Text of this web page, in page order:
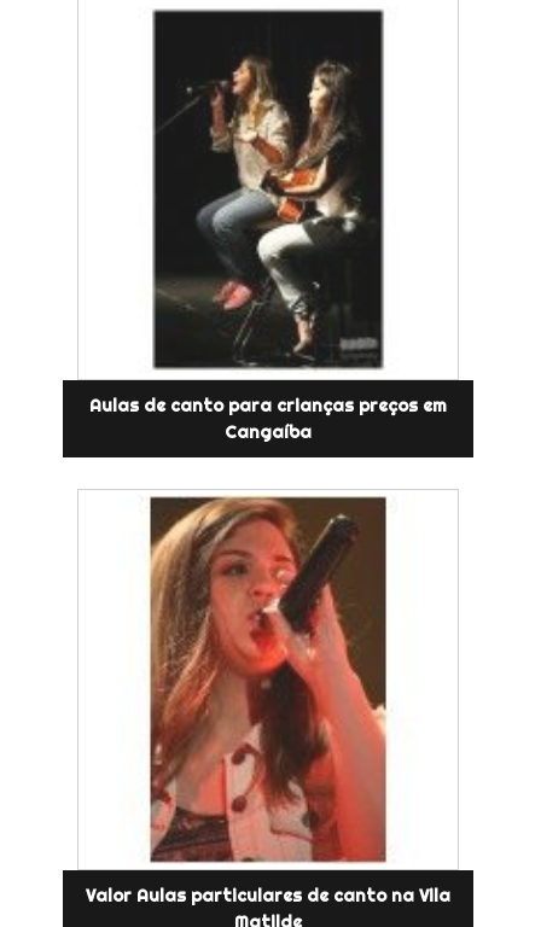
Aulas de canto para crianças preços em
Cangaíba
Valor Aulas particulares de canto na Vila
Matilde